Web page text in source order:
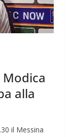
alla
il Messina